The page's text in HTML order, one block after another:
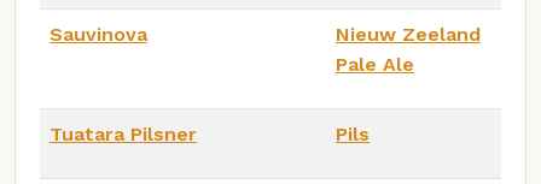
Sauvinova
Nieuw Zeeland
Pale Ale
Tuatara Pilsner Pils